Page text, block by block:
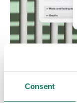
Consent
CO2-